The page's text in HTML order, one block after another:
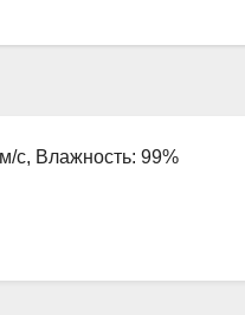
с, Влажность: 99%